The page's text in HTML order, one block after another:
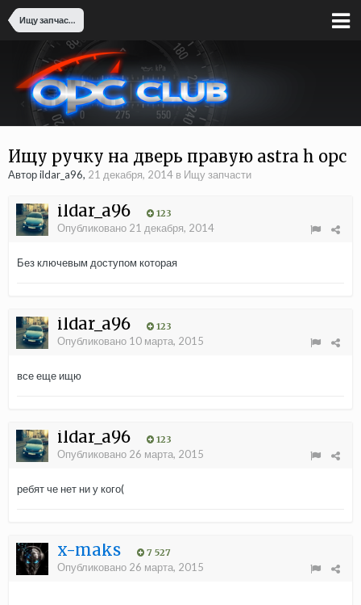
Ищу запчасти
Ищу ручку на дверь правую astra h opc
Автор ildar_a96, 21 декабря, 2014 в Ищу запчасти
ildar_a96 123
Опубликовано 21 декабря, 2014
Без ключевым доступом которая
ildar_a96 123
Опубликовано 10 марта, 2015
все еще ищю
ildar_a96 123
Опубликовано 26 марта, 2015
ребят че нет ни у кого(
x-maks 7 527
Опубликовано 26 марта, 2015